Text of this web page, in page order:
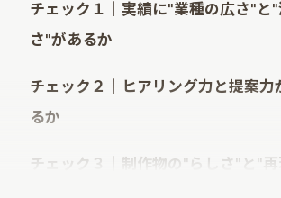
PRIVACY POLICYプライバシーポリシー
チェック１｜実績に“業種の広さ”と
さ”があるか
チェック２｜ヒアリング力と提案力
るか
チェック３｜制作物の“らしさ”と“